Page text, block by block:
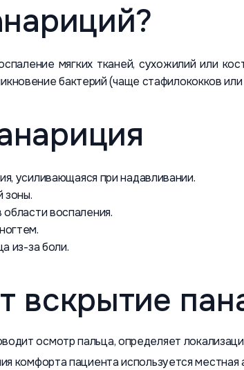
мягких тканей, сухожилий или
бактерий (чаще стафилококков
усиливающаяся при надавливании.
зоны.
воспаления.
из-за боли.
вскрытие
осмотр пальца, определяет
комфорта пациента используется местная